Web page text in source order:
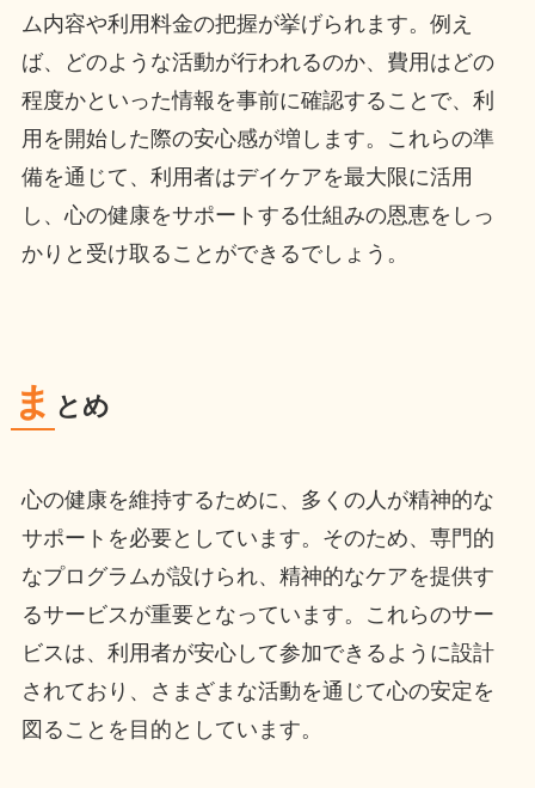
ム内容や利用料金の把握が挙げられます。例え
ば、どのような活動が行われるのか、費用はどの
程度かといった情報を事前に確認することで、利
用を開始した際の安心感が増します。これらの準
備を通じて、利用者はデイケアを最大限に活用
し、心の健康をサポートする仕組みの恩恵をしっ
かりと受け取ることができるでしょう。
ま とめ
心の健康を維持するために、多くの人が精神的な
サポートを必要としています。そのため、専門的
なプログラムが設けられ、精神的なケアを提供す
るサービスが重要となっています。これらのサー
ビスは、利用者が安心して参加できるように設計
されており、さまざまな活動を通じて心の安定を
図ることを目的としています。